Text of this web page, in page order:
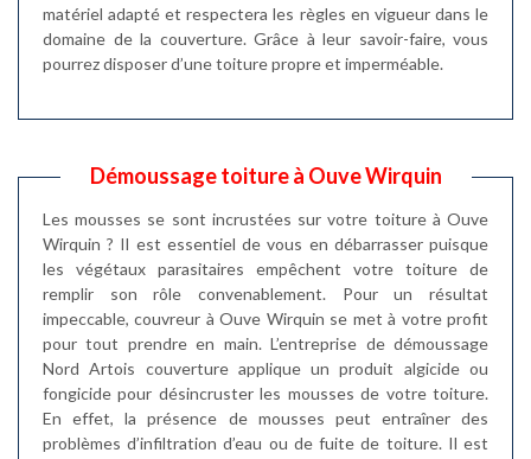
matériel adapté et respectera les règles en vigueur dans le
domaine de la couverture. Grâce à leur savoir-faire, vous
pourrez disposer d’une toiture propre et imperméable.
Démoussage toiture à Ouve Wirquin
Les mousses se sont incrustées sur votre toiture à Ouve
Wirquin ? Il est essentiel de vous en débarrasser puisque
les végétaux parasitaires empêchent votre toiture de
remplir son rôle convenablement. Pour un résultat
impeccable, couvreur à Ouve Wirquin se met à votre profit
pour tout prendre en main. L’entreprise de démoussage
Nord Artois couverture applique un produit algicide ou
fongicide pour désincruster les mousses de votre toiture.
En effet, la présence de mousses peut entraîner des
problèmes d’infiltration d’eau ou de fuite de toiture. Il est